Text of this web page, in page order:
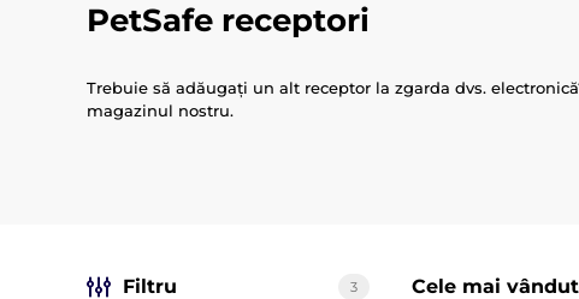
PetSafe receptori
Trebuie să adăugați un alt receptor la zgarda dvs.
magazinul nostru.
Cele mai
Filtru 3